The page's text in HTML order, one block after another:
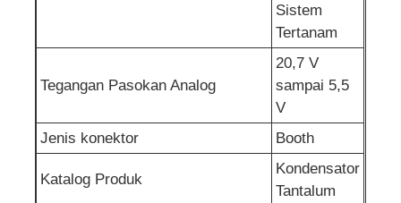
Modul GPS
Modul Frekuensi Radio
Modul Daya
Sistem
Tertanam
Tegangan Pasokan Analog
20,7 V
sampai 5,5
V
Jenis konektor
Booth
Katalog Produk
Kondensator
Tantalum